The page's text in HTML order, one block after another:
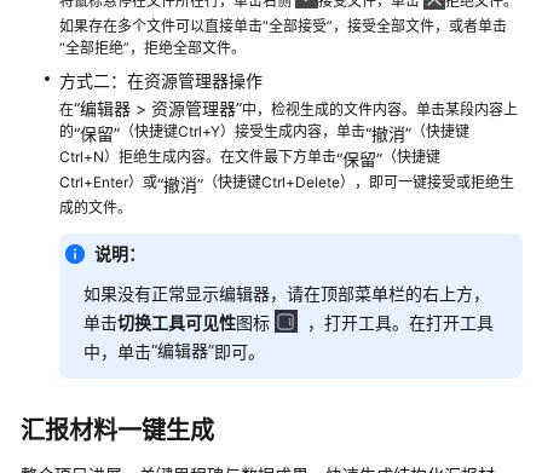
如果存在多个文件可以直接单击“全部接受”，接受全部文件，或者单击
“全部拒绝”，拒绝全部文件。
方式二：在资源管理器操作
在“编辑器 > 资源管理器”中，检视生成的文件内容。单击某段内容上
的“保留” （快捷键Ctrl+Y）接受生成内容，单击“撤消” （快捷键
Ctrl+N）拒绝生成内容。在文件最下方单击“保留” （快捷键
Ctrl+Enter）或“撤消” （快捷键Ctrl+Delete），即可一键接受或拒绝生
成的文件。
说明：
如果没有正常显示编辑器，请在顶部菜单栏的右上方，
单击切换工具可见性图标
，打开工具。在打开工具
中，单击“编辑器”即可。
汇报材料一键生成